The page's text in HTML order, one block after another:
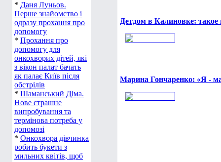
* Даня Луньов.
Перше знайомство і
одразу прохання про
допомогу
* Прохання про
допомогу для
онкохворих дітей, які
з вікон палат бачать
як палає Київ після
обстрілів
* Шаманський Діма.
Нове страшне
випробування та
термінова потреба у
допомозі
* Онкохвора дівчинка
робить букети з
мильних квітів, щоб
Детдом в Калиновке: такое
Марина Гончаренко: «Я -